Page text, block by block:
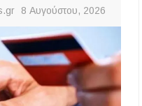
8 Αυγούστου, 2026